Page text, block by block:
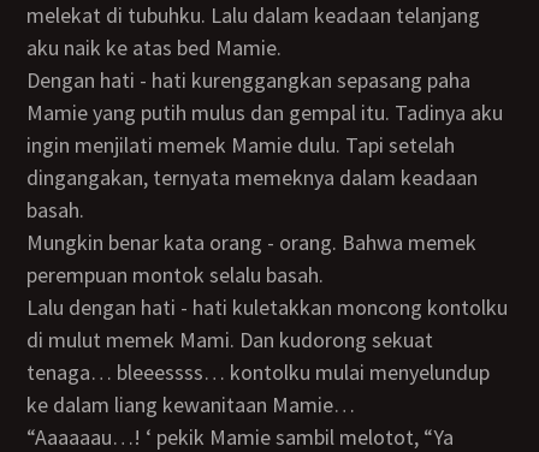
melekat di tubuhku. Lalu dalam keadaan telanjang
aku naik ke atas bed Mamie.
Dengan hati - hati kurenggangkan sepasang paha
Mamie yang putih mulus dan gempal itu. Tadinya aku
ingin menjilati memek Mamie dulu. Tapi setelah
dingangakan, ternyata memeknya dalam keadaan
basah.
Mungkin benar kata orang - orang. Bahwa memek
perempuan montok selalu basah.
Lalu dengan hati - hati kuletakkan moncong kontolku
di mulut memek Mami. Dan kudorong sekuat
tenaga… bleeessss… kontolku mulai menyelundup
ke dalam liang kewanitaan Mamie…
“Aaaaaau…! ‘ pekik Mamie sambil melotot, “Ya